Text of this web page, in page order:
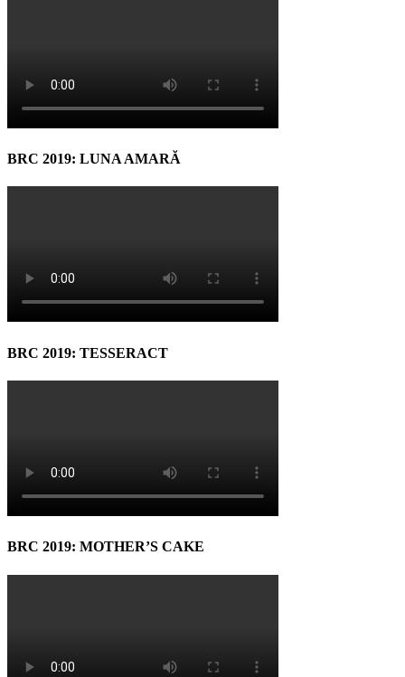
BRC 2019: LUNA AMARĂ
BRC 2019: TESSERACT
BRC 2019: MOTHER’S CAKE